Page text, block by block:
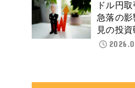
ドル円
急落の
見の投